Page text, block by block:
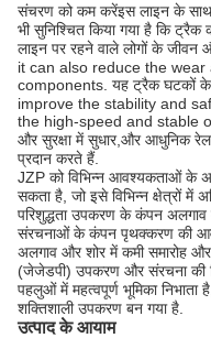
संचरण को कम करेंइस लाइन के
भी सुनिश्चित किया गया है कि
लाइन पर रहने वाले लोगों के जीवन
it can also reduce the
components. यह ट्रैक घटकों के
improve the stability and
the high-speed and stable
और सुरक्षा में सुधार,और आधुनिक
प्रदान करते हैं.
JZP को विभिन्न आवश्यकताओं के
सकता है, जो इसे विभिन्न क्षेत्रों में
परिशुद्धता उपकरण के कंपन
संरचनाओं के कंपन पृथक्करण की
अलगाव और शोर में कमी समारोह
(जेजेडपी) उपकरण और संरचना की
पहलुओं में महत्वपूर्ण भूमिका
शक्तिशाली उपकरण बन गया है.
उत्पाद के आयाम